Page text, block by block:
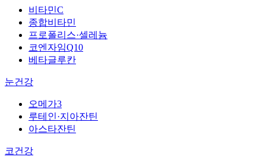
비타민C
종합비타민
프로폴리스·셀레늄
코엔자임Q10
베타글루칸
눈건강
오메가3
루테인·지아잔틴
아스타잔틴
코건강